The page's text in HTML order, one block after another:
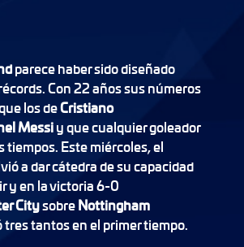
parece haber sido diseñado
Con 22 años sus números
los deCristiano
Messiy que cualquier goleador
tiempos. Este miércoles, el
a dar cátedra de su capacidad
y en la victoria 6-0
CitysobreNottingham
tres tantos en el primer tiempo.